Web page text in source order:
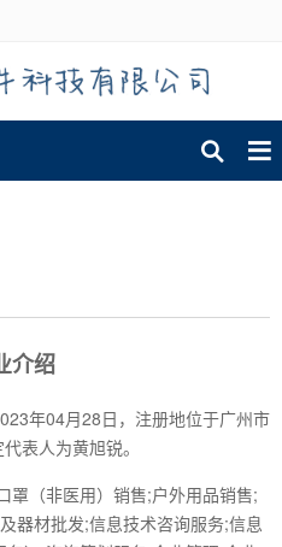
介绍
年04月28日，注册地位于广州市
表人为黄旭锐。
罩（非医用）销售;户外用品销售;
器材批发;信息技术咨询服务;信息